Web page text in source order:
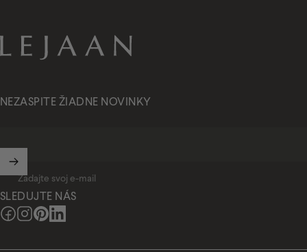
Lejaan.sk
NEZASPITE ŽIADNE NOVINKY
Zadajte svoj e-mail
SLEDUJTE NÁS